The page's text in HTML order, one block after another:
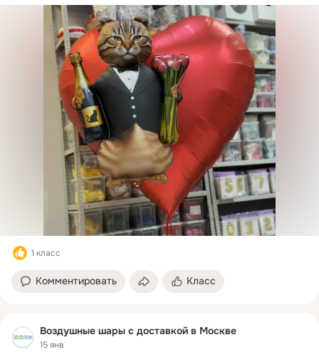
1 класс
Комментировать Класс
Воздушные шары с доставкой в Москве
15 янв